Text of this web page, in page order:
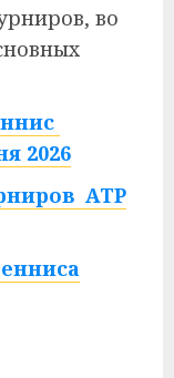
во
2026
ATP